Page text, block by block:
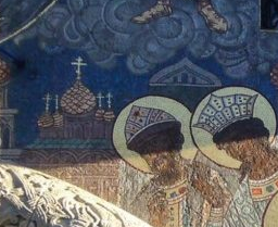
СОБОРА.
ГОСУДАРЕВА СОБОРА
ГОСУДАРЕВА СОБОРА